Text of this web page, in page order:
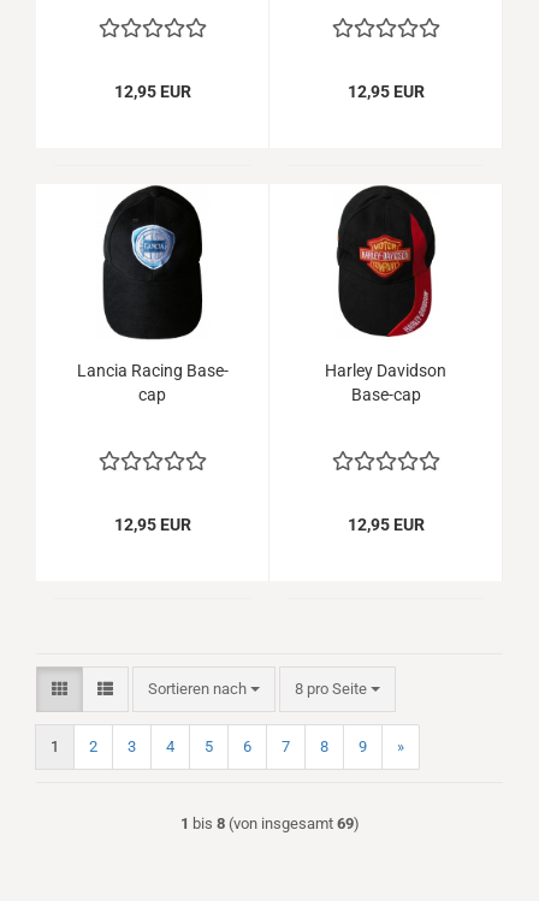
12,95 EUR 12,95 EUR
Lancia Racing Base-
cap
12,95 EUR
Harley Davidson
Base-cap
12,95 EUR
Sortieren nach
Sortieren nach 8 pro Seite
pro Seite
1 2 3 4 5 6 7 8 9 »
1 bis 8(von insgesamt 69)